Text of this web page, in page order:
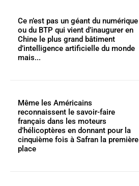
Ce n’est pas un géant du numérique
ou du BTP qui vient d’inaugurer en
Chine le plus grand bâtiment
d’intelligence artificielle du monde
mais...
Même les Américains
reconnaissent le savoir-faire
français dans les moteurs
d’hélicoptères en donnant pour la
cinquième fois à Safran la première
place